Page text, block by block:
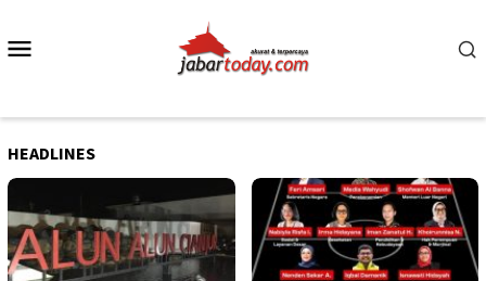
content
HEADLINES